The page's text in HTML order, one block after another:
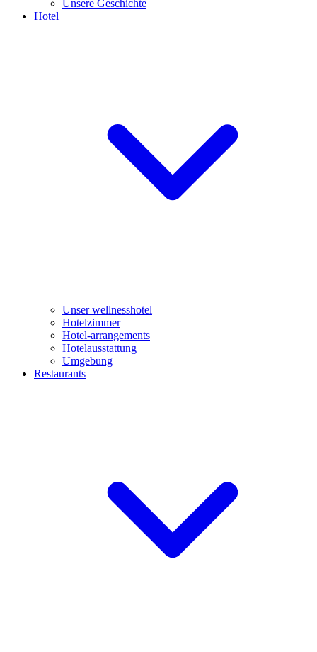
Unsere Geschichte
Hotel
Unser wellnesshotel
Hotelzimmer
Hotel-arrangements
Hotelausstattung
Umgebung
Restaurants